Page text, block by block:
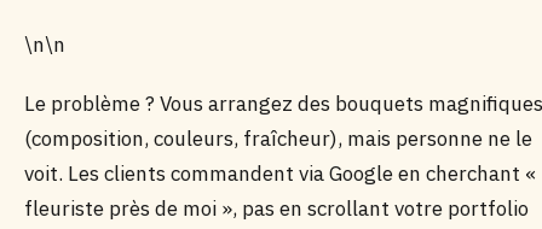
\n\n
Le problème ? Vous arrangez des bouquets magnifiques
(composition, couleurs, fraîcheur), mais personne ne le
voit. Les clients commandent via Google en cherchant «
fleuriste près de moi », pas en scrollant votre portfolio